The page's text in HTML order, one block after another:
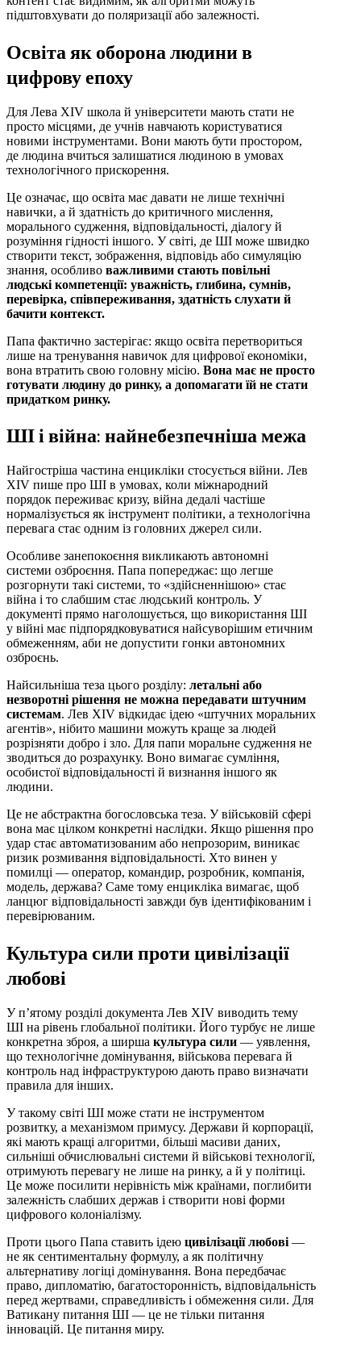
підштовхувати до поляризації або залежності.
Освіта як оборона людини в
цифрову епоху
Для Лева XIV школа й університети мають стати не
просто місцями, де учнів навчають користуватися
новими інструментами. Вони мають бути простором,
де людина вчиться залишатися людиною в умовах
технологічного прискорення.
Це означає, що освіта має давати не лише технічні
навички, а й здатність до критичного мислення,
морального судження, відповідальності, діалогу й
розуміння гідності іншого. У світі, де ШІ може швидко
створити текст, зображення, відповідь або симуляцію
знання, особливо важливими стають повільні
людські компетенції: уважність, глибина, сумнів,
перевірка, співпереживання, здатність слухати й
бачити контекст.
Папа фактично застерігає: якщо освіта перетвориться
лише на тренування навичок для цифрової економіки,
вона втратить свою головну місію. Вона має не просто
готувати людину до ринку, а допомагати їй не стати
придатком ринку.
ШІ і війна: найнебезпечніша межа
Найгостріша частина енцикліки стосується війни. Лев
XIV пише про ШІ в умовах, коли міжнародний
порядок переживає кризу, війна дедалі частіше
нормалізується як інструмент політики, а технологічна
перевага стає одним із головних джерел сили.
Особливе занепокоєння викликають автономні
системи озброєння. Папа попереджає: що легше
розгорнути такі системи, то «здійсненнішою» стає
війна і то слабшим стає людський контроль. У
документі прямо наголошується, що використання ШІ
у війні має підпорядковуватися найсуворішим етичним
обмеженням, аби не допустити гонки автономних
озброєнь.
Найсильніша теза цього розділу: летальні або
незворотні рішення не можна передавати штучним
системам. Лев XIV відкидає ідею «штучних моральних
агентів», нібито машини можуть краще за людей
розрізняти добро і зло. Для папи моральне судження не
зводиться до розрахунку. Воно вимагає сумління,
особистої відповідальності й визнання іншого як
людини.
Це не абстрактна богословська теза. У військовій сфері
вона має цілком конкретні наслідки. Якщо рішення про
удар стає автоматизованим або непрозорим, виникає
ризик розмивання відповідальності. Хто винен у
помилці — оператор, командир, розробник, компанія,
модель, держава? Саме тому енцикліка вимагає, щоб
ланцюг відповідальності завжди був ідентифікованим і
перевірюваним.
Культура сили проти цивілізації
любові
У п’ятому розділі документа Лев XIV виводить тему
ШІ на рівень глобальної політики. Його турбує не лише
конкретна зброя, а ширша культура сили — уявлення,
що технологічне домінування, військова перевага й
контроль над інфраструктурою дають право визначати
правила для інших.
У такому світі ШІ може стати не інструментом
розвитку, а механізмом примусу. Держави й корпорації,
які мають кращі алгоритми, більші масиви даних,
сильніші обчислювальні системи й військові технології,
отримують перевагу не лише на ринку, а й у політиці.
Це може посилити нерівність між країнами, поглибити
залежність слабших держав і створити нові форми
цифрового колоніалізму.
Проти цього Папа ставить ідею цивілізації любові —
не як сентиментальну формулу, а як політичну
альтернативу логіці домінування. Вона передбачає
право, дипломатію, багатосторонність, відповідальність
перед жертвами, справедливість і обмеження сили. Для
Ватикану питання ШІ — це не тільки питання
інновацій. Це питання миру.